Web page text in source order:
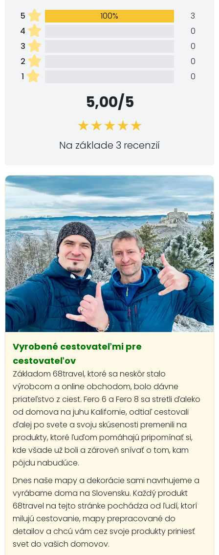
5 100%
3
4
0
3
0
2
0
1
0
5,00/5
Na základe 3 recenzií
Vyrobené cestovateľmi pre
cestovateľov
Základom 68travel, ktoré sa neskôr stalo
výrobcom a online obchodom, bolo dávne
priateľstvo z ciest. Fero 6 a Fero 8 sa stretli ďaleko
od domova na juhu Kalifornie, odtiaľ cestovali
ďalej po svete a svoju skúsenosti premenili na
produkty, ktoré ľuďom pomáhajú pripomínať si,
kde všade už boli a zároveň snívať o tom, kam
pôjdu nabudúce.
Dnes naše mapy a dekorácie sami navrhujeme a
vyrábame doma na Slovensku. Každý produkt
68travel na tejto stránke pochádza od ľudí, ktorí
milujú cestovanie, mapy prepracované do
detailov a chcú vám cez svoje produkty priniesť
svet do vašich domovov.